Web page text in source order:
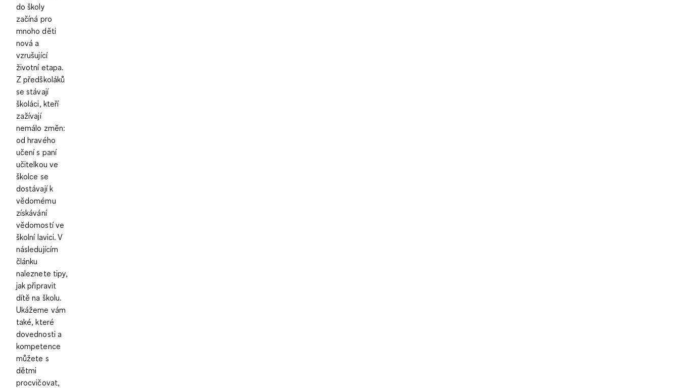
do školy
začíná pro
mnoho děti
nová a
vzrušující
životní etapa.
Z předškoláků
se stávají
školáci, kteří
zažívají
nemálo změn:
od hravého
učení s paní
učitelkou ve
školce se
dostávají k
vědomému
získávání
vědomostí ve
školní lavici. V
následujícím
článku
naleznete tipy,
jak připravit
dítě na školu.
Ukážeme vám
také, které
dovednosti a
kompetence
můžete s
dětmi
procvičovat,